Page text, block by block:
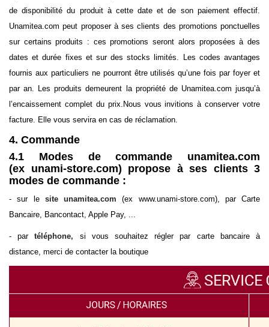
de disponibilité du produit à cette date et de son paiement effectif.
Unamitea.com peut proposer à ses clients des promotions ponctuelles
sur certains produits : ces promotions seront alors proposées à des
dates et durée fixes et sur des stocks limités. Les codes avantages
fournis aux particuliers ne pourront être utilisés qu’une fois par foyer et
par an. Les produits demeurent la propriété de Unamitea.com jusqu’à
l’encaissement complet du prix.Nous vous invitions à conserver votre
facture. Elle vous servira en cas de réclamation.
4. Commande
4.1 Modes de commande unamitea.com
(ex unami-store.com) propose à ses clients 3
modes de commande :
- sur le site unamitea.com (ex www.unami-store.com), par Carte
Bancaire, Bancontact, Apple Pay, ...
- partéléphone,
si vous souhaitez régler par carte bancaire à
distance, merci de contacter la boutique